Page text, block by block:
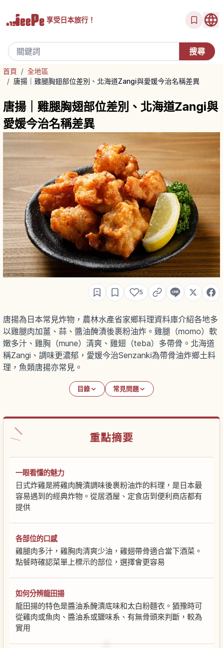
享受日本旅行！
首頁 / 全地區
/ 唐揚｜雞腿胸翅部位差別、北海道Zangi與愛媛今治名稱差異
唐揚｜雞腿胸翅部位差別、北海道Zangi與
愛媛今治名稱差異
5
唐揚為日本常見炸物，農林水產省家鄉料理資料庫介紹各地多
以雞腿肉加薑、蒜、醬油醃漬後裹粉油炸。雞腿（momo）軟
嫩多汁、雞胸（mune）清爽、雞翅（teba）多帶骨。北海道
稱Zangi、調味更濃郁，愛媛今治Senzanki為帶骨油炸鄉土料
理，魚類唐揚亦常見。
目錄 常見問題
重點摘要
一眼看懂的魅力
日式炸雞是將雞肉醃漬調味後裹粉油炸的料理，是日本最
容易遇到的經典炸物。從居酒屋、定食店到便利商店都有
提供
各部位的口感
雞腿肉多汁，雞胸肉清爽少油，雞翅帶骨適合當下酒菜。
點餐時確認菜單上標示的部位，選擇會更容易
如何分辨龍田揚
龍田揚的特色是醬油系醃漬底味和太白粉麵衣。猶豫時可
從雞肉或魚肉、醬油系或鹽味系、有無骨頭來判斷，較為
實用